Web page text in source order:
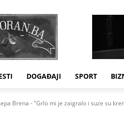
DOGAĐAJI SPORT
Brena - "Grlo mi je zaigralo i suze su